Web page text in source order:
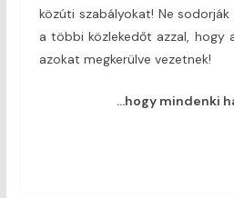
közúti szabályokat! Ne
a többi közlekedőt azzal, hogy
azokat megkerülve vezetnek!
…hogy mindenki